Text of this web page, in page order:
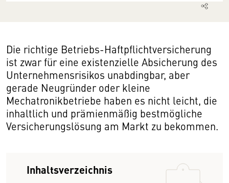
Die richtige Betriebs-Haftpflichtversicherung
ist zwar für eine existenzielle Absicherung des
Unternehmensrisikos unabdingbar, aber
gerade Neugründer oder kleine
Mechatronikbetriebe haben es nicht leicht, die
inhaltlich und prämienmäßig bestmögliche
Versicherungslösung am Markt zu bekommen.
Inhaltsverzeichnis